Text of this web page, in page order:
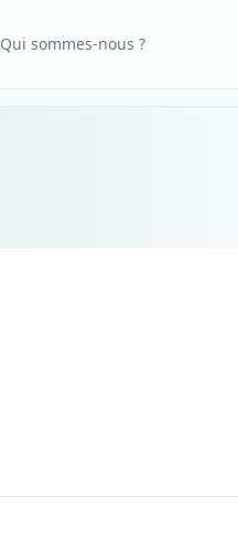
Qui sommes-nous ?